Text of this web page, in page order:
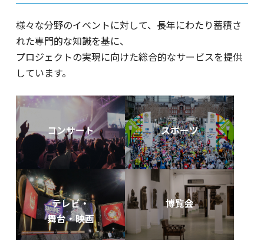
様々な分野のイベントに対して、長年にわたり蓄積さ
れた専門的な知識を基に、
プロジェクトの実現に向けた総合的なサービスを提供
しています。
コンサート スポーツ
テレビ・
舞台・映画
博覧会